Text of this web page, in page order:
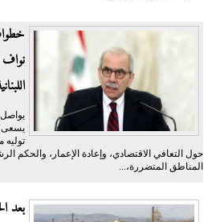
يسعى
توليه
حول التعافي الاقتصادي، وإعادة الإعمار، والحكم
المناطق المتضررة،...
بعد